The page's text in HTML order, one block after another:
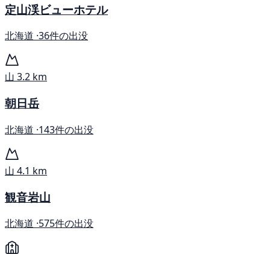
定山渓ビューホテル
北海道 ·36件の出没
山 3.2 km
朝日岳
北海道 ·143件の出没
山 4.1 km
観音岩山
北海道 ·575件の出没